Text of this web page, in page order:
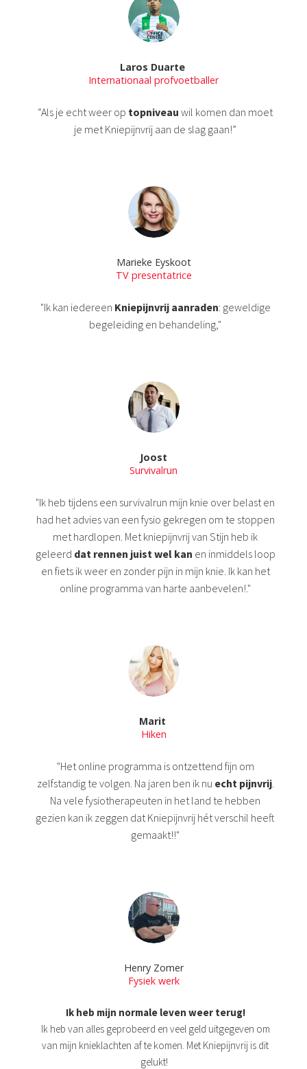
Laros Duarte
Internationaal profvoetballer
“Als je echt weer op topniveau wil komen dan moet
je met Kniepijnvrij aan de slag gaan!”
Marieke Eyskoot
TV presentatrice
"Ik kan iedereen Kniepijnvrij aanraden: geweldige
begeleiding en behandeling,"
Joost
Survivalrun
"Ik heb tijdens een survivalrun mijn knie over belast en
had het advies van een fysio gekregen om te stoppen
met hardlopen. Met kniepijnvrij van Stijn heb ik
geleerd dat rennen juist wel kan en inmiddels loop
en fiets ik weer en zonder pijn in mijn knie. Ik kan het
online programma van harte aanbevelen!."
Marit
Hiken
"Het online programma is ontzettend fijn om
zelfstandig te volgen. Na jaren ben ik nu echt pijnvrij.
Na vele fysiotherapeuten in het land te hebben
gezien kan ik zeggen dat Kniepijnvrij hét verschil heeft
gemaakt!!"
Henry Zomer
Fysiek werk
Ik heb mijn normale leven weer terug!
Ik heb van alles geprobeerd en veel geld uitgegeven om
van mijn knieklachten af te komen. Met Kniepijnvrij is dit
gelukt!